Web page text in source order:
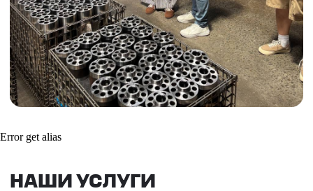
Error get alias
Получить консультацию
ВАШИ ЗАКАЗЫ
проверок товаров, работы склада,
смотрите в нашем Telegram-канале